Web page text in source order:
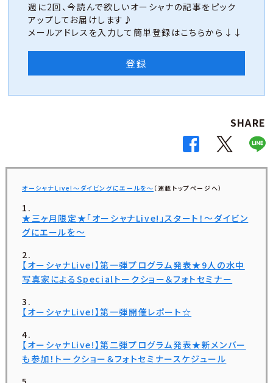
週に2回、今読んで欲しいオーシャナの記事をピック
アップしてお届けします♪
メールアドレスを入力して簡単登録はこちらから↓↓
登録
SHARE
オーシャナLive!〜ダイビングにエールを〜 （連載トップページへ）
★三ヶ月限定★「オーシャナLive!」スタート！〜ダイビン
グにエールを〜
【オーシャナLive!】第一弾プログラム発表★9人の水中
写真家によるSpecialトークショー＆フォトセミナー
【オーシャナLive!】第一弾開催レポート☆
【オーシャナLive!】第二弾プログラム発表★新メンバー
も参加！トークショー＆フォトセミナースケジュール